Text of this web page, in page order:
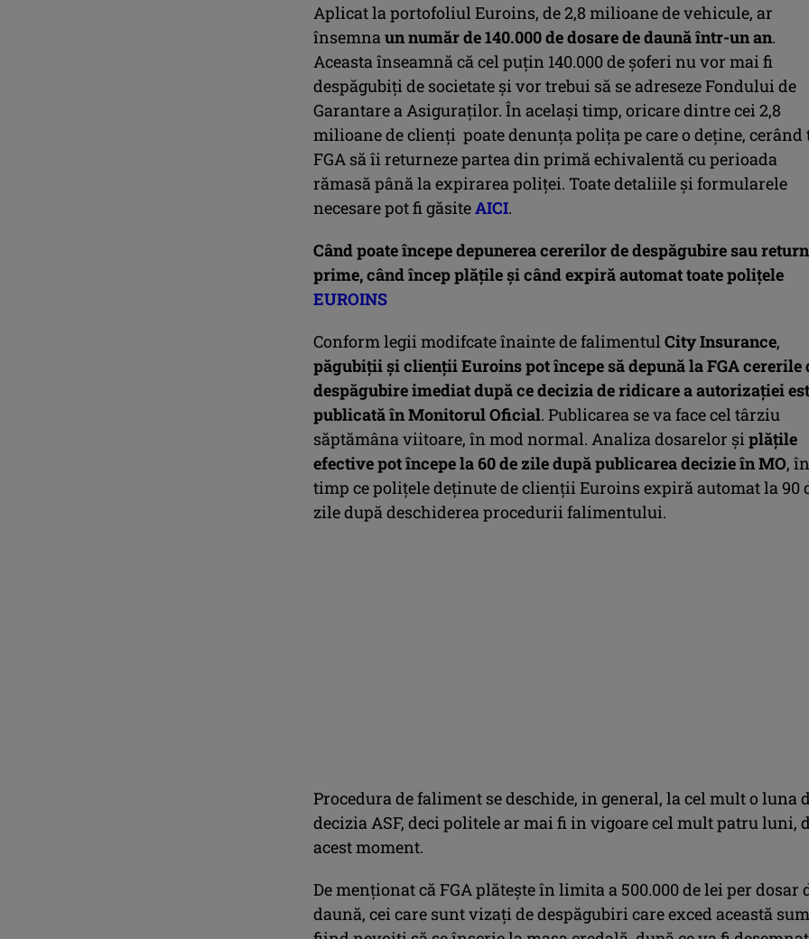
Aplicat la portofoliul Euroins, de 2,8 milioane de vehicule, ar
însemna un număr de 140.000 de dosare de daună într-un an.
Aceasta înseamnă că cel puțin 140.000 de șoferi nu vor mai fi
despăgubiți de societate și vor trebui să se adreseze Fondului de
Garantare a Asiguraților. În același timp, oricare dintre cei 2,8
milioane de clienți poate denunța polița pe care o deține, cerând
FGA să îi returneze partea din primă echivalentă cu perioada
rămasă până la expirarea poliței. Toate detaliile și formularele
necesare pot fi găsiteAICI.
Când poate începe depunerea cererilor de despăgubire sau
prime, când încep plățile și când expiră automat toate polițele
EUROINS
Conform legii modifcate înainte de falimentul City Insurance,
păgubiții și clienții Euroins pot începe să depună la FGA cererile
despăgubire imediat după ce decizia de ridicare a autorizației
publicată în Monitorul Oficial. Publicarea se va face cel târziu
săptămâna viitoare, în mod normal. Analiza dosarelor și plățile
efective pot începe la 60 de zile după publicarea decizie în MO, în
timp ce polițele deținute de clienții Euroins expiră automat la 90
zile după deschiderea procedurii falimentului.
Procedura de faliment se deschide, in general, la cel mult o luna
decizia ASF, deci politele ar mai fi in vigoare cel mult patru luni,
acest moment.
De menționat că FGA plătește în limita a 500.000 de lei per dosar
daună, cei care sunt vizați de despăgubiri care exced această